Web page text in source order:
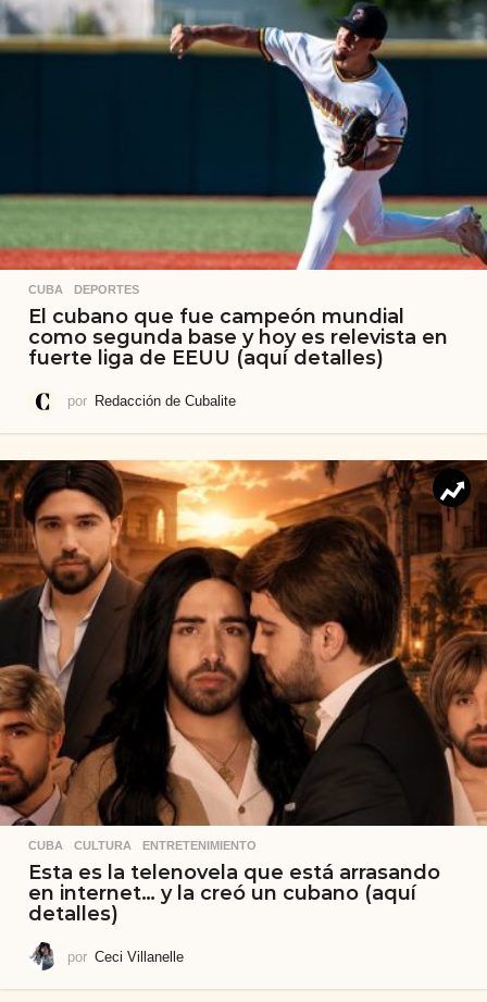
CUBA ,DEPORTES
El cubano que fue campeón mundial
como segunda base y hoy es relevista en
fuerte liga de EEUU (aquí detalles)
por Redacción de Cubalite
CUBA ,CULTURA ,ENTRETENIMIENTO
Esta es la telenovela que está arrasando
en internet… y la creó un cubano (aquí
detalles)
por Ceci Villanelle